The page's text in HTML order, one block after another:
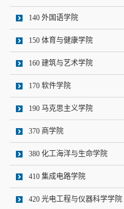
140 外国语学院
150 体育与健康学院
160 建筑与艺术学院
170 软件学院
190 马克思主义学院
370 商学院
380 化工海洋与生命学院
410 集成电路学院
420 光电工程与仪器科学学院